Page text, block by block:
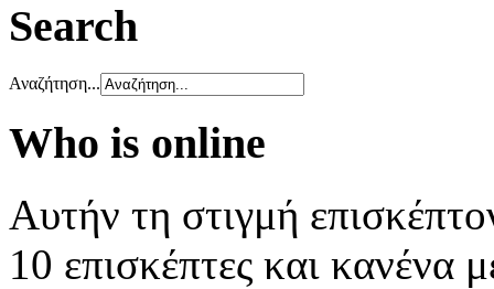
Search
Αναζήτηση...
Who is online
Αυτήν τη στιγμή
10 επισκέπτες και κανένα